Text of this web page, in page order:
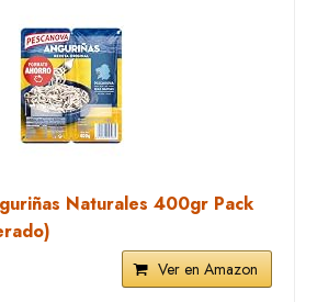
Naturales 400gr Pack
Ver en Amazon